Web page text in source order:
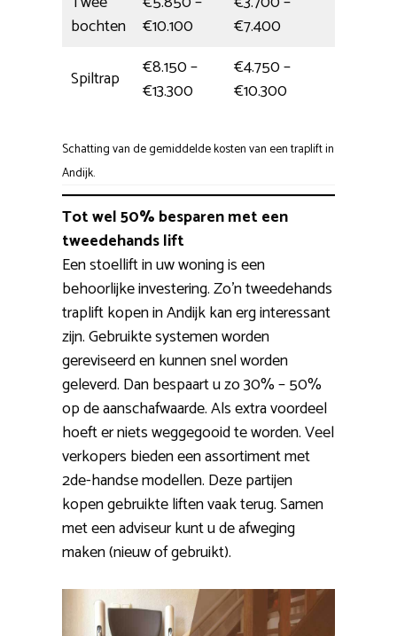
bochten
€10.100
€7.400
Spiltrap
€8.150 –
€13.300
€4.750 –
€10.300
Schatting van de gemiddelde kosten van een traplift in
Andijk.
Tot wel 50% besparen met een
tweedehands lift
Een stoellift in uw woning is een
behoorlijke investering. Zo’n tweedehands
traplift kopen in Andijk kan erg interessant
zijn. Gebruikte systemen worden
gereviseerd en kunnen snel worden
geleverd. Dan bespaart u zo 30% – 50%
op de aanschafwaarde. Als extra voordeel
hoeft er niets weggegooid te worden. Veel
verkopers bieden een assortiment met
2de-handse modellen. Deze partijen
kopen gebruikte liften vaak terug. Samen
met een adviseur kunt u de afweging
maken (nieuw of gebruikt).